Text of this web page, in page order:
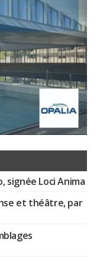
signée Loci Anima
et théâtre, par